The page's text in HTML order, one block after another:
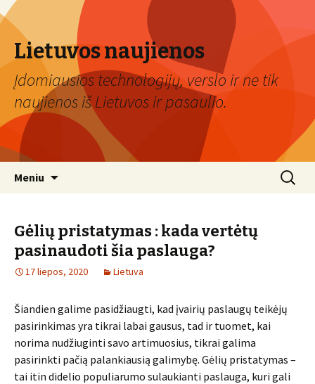
Lietuvos naujienos
Įdomiausios technologijų, verslo ir ne tik
naujienos iš Lietuvos ir pasaulio.
Meniu Ieškoti:
Gėlių pristatymas : kada vertėtų
pasinaudoti šia paslauga?
17 liepos, 2020 Lietuva
Šiandien galime pasidžiaugti, kad įvairių paslaugų teikėjų
pasirinkimas yra tikrai labai gausus, tad ir tuomet, kai
norima nudžiuginti savo artimuosius, tikrai galima
pasirinkti pačią palankiausią galimybę. Gėlių pristatymas –
tai itin didelio populiarumo sulaukianti paslauga, kuri gali